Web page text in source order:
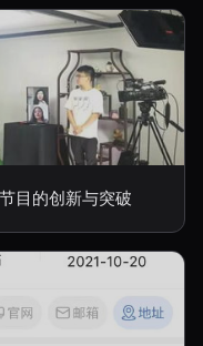
目的创新与突破